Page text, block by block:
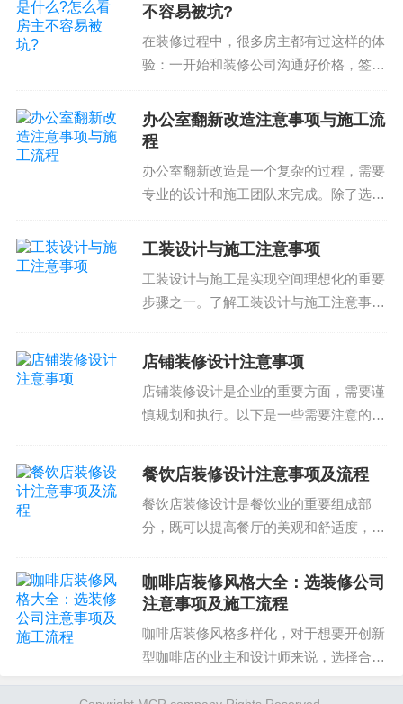
预算控制是老房装修设计中的一个重要环节，需要
根据客户的需求和装修预算选择合适的装修方案。
以下几点需要注意：
根据客户的需求和装修预算制定合理的装修预算
表，确保每个步骤的预算和完成时间。
选择合适的装修材料和设备，确保预算控制和质量
老房装修设计需要注意的事项包括选材、施工流
程、设计风格、预算控制等。了解这些注意事项可
以帮助您避免潜在问题和提高装修质量。我们的公
作。
不容易被坑?
在装修过程中，很多房主都有过这样的体
验：一开始和装修公司沟通好价格，签了
用。这些追加的费用为什么会出现?什么
是装修报价明细?装修报价明细是指在装
办公室翻新改造注意事项与施工流
程
办公室翻新改造是一个复杂的过程，需要
专业的设计和施工团队来完成。除了选择
室翻新改造的注意事项和施工流程也非常
到美观且高效的办公空...
工装设计与施工注意事项
工装设计与施工是实现空间理想化的重要
步骤之一。了解工装设计与施工注意事项
新时忽视了小小的注意事项导致的问题。
比如，设计师在选择材...
店铺装修设计注意事项
店铺装修设计是企业的重要方面，需要谨
慎规划和执行。以下是一些需要注意的事
用、易清洁、符合商业风格的材料。例
如，地板可以选择耐磨的...
餐饮店装修设计注意事项及流程
餐饮店装修设计是餐饮业的重要组成部
分，既可以提高餐厅的美观和舒适度，也
店装修设计方案时，需要注意以下几个方
面：1. 设计风格和主题餐饮店的设计风格
咖啡店装修风格大全：选装修公司
注意事项及施工流程
咖啡店装修风格多样化，对于想要开创新
型咖啡店的业主和设计师来说，选择合适